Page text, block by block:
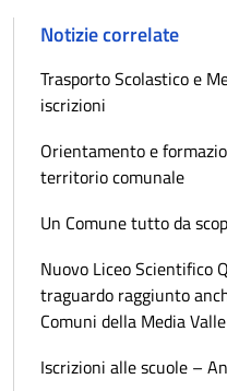
Notizie correlate
Trasporto Scolastico e
iscrizioni
Orientamento e
territorio comunale
Un Comune tutto da
Nuovo Liceo Scientifico
traguardo raggiunto
Comuni della Media
Iscrizioni alle scuole –